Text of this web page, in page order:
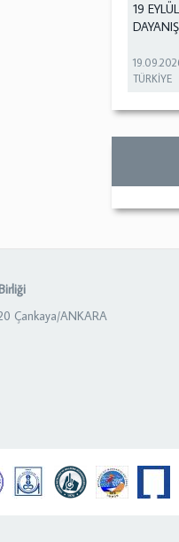
19
TÜRKİYE
Çankaya/ANKARA